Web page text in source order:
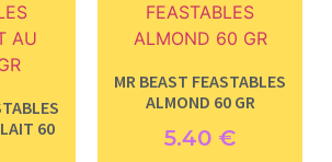
60
MR BEAST FEASTABLES
ALMOND 60 GR
5.40 €